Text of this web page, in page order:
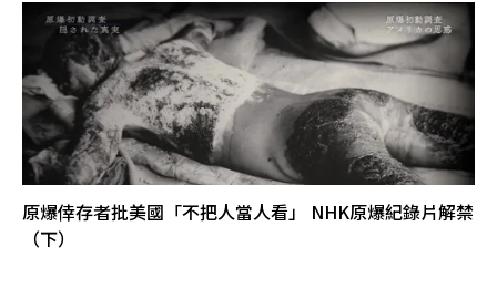
原爆倖存者批美國「不把人當人看」 NHK原爆紀錄片解禁
（下）